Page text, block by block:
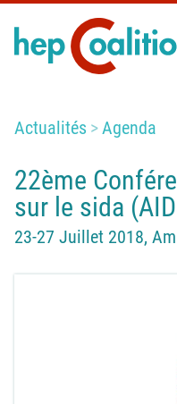
Actualités Agenda
22ème
sur le sida
23-27 Juillet 2018,